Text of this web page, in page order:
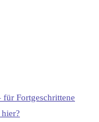
für Fortgeschrittene